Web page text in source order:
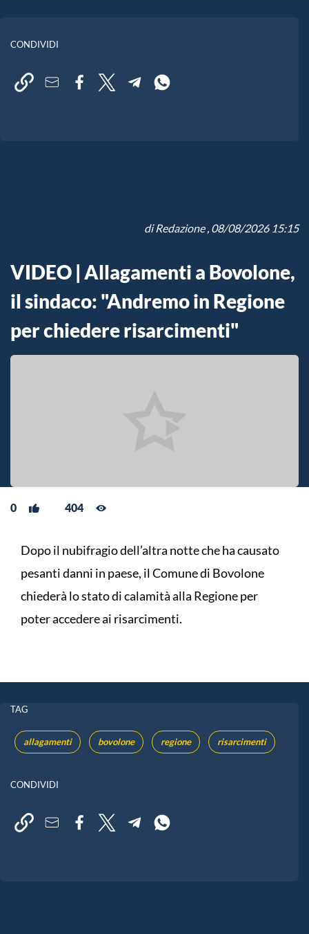
CONDIVIDI
diRedazione, 08/08/2026 15:15
VIDEO | Allagamenti a Bovolone,
il sindaco: "Andremo in Regione
per chiedere risarcimenti"
0 404
Dopo il nubifragio dell’altra notte che ha causato
pesanti danni in paese, il Comune di Bovolone
chiederà lo stato di calamità alla Regione per
poter accedere ai risarcimenti.
TAG
allagamenti bovolone regione risarcimenti
CONDIVIDI